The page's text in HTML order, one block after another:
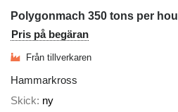
Pris på begäran
Från tillverkaren
Hammarkross
Skick ny